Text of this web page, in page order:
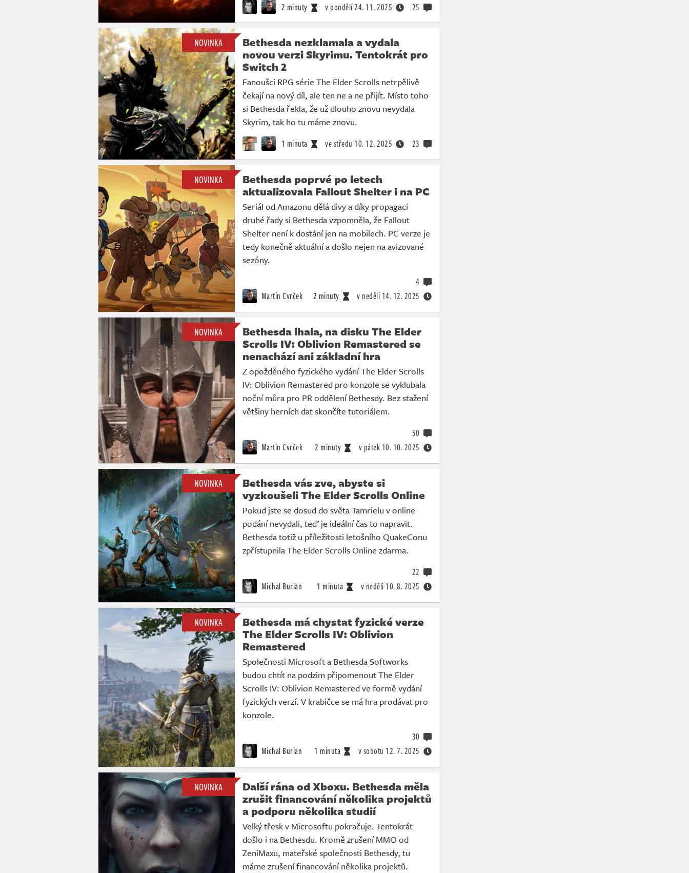
2 minuty v pondělí24. 11. 2025 25
NOVINKA
Bethesda nezklamala a vydala
novou verzi Skyrimu. Tentokrát pro
Switch 2
Fanoušci RPG série The Elder Scrolls netrpělivě
čekají na nový díl, ale ten ne a ne přijít. Místo toho
si Bethesda řekla, že už dlouho znovu nevydala
Skyrim, tak ho tu máme znovu.
1 minuta ve středu 10. 12. 2025 23
NOVINKA
Bethesda poprvé po letech
aktualizovala Fallout Shelter i na PC
Seriál od Amazonu dělá divy a díky propagaci
druhé řady si Bethesda vzpomněla, že Fallout
Shelter není k dostání jen na mobilech. PC verze je
tedy konečně aktuální a došlo nejen na avizované
sezóny.
Martin Cvrček 2 minuty v neděli 14. 12. 2025
4
NOVINKA
Bethesda lhala, na disku The Elder
Scrolls IV: Oblivion Remastered se
nenachází ani základní hra
Z opožděného fyzického vydání The Elder Scrolls
IV: Oblivion Remastered pro konzole se vyklubala
noční můra pro PR oddělení Bethesdy. Bez stažení
většiny herních dat skončíte tutoriálem.
Martin Cvrček 2 minuty v pátek 10. 10. 2025
50
NOVINKA
Bethesda vás zve, abyste si
vyzkoušeli The Elder Scrolls Online
Pokud jste se dosud do světa Tamrielu v online
podání nevydali, teď je ideální čas to napravit.
Bethesda totiž u příležitosti letošního QuakeConu
zpřístupnila The Elder Scrolls Online zdarma.
Michal Burian 1 minuta v neděli 10. 8. 2025
22
NOVINKA
Bethesda má chystat fyzické verze
The Elder Scrolls IV: Oblivion
Remastered
Společnosti Microsoft a Bethesda Softworks
budou chtít na podzim připomenout The Elder
Scrolls IV: Oblivion Remastered ve formě vydání
fyzických verzí. V krabičce se má hra prodávat pro
konzole.
Michal Burian 1 minuta v sobotu 12. 7. 2025
30
NOVINKA
Další rána od Xboxu. Bethesda měla
zrušit financování několika projektů
a podporu několika studií
Velký třesk v Microsoftu pokračuje. Tentokrát
došlo i na Bethesdu. Kromě zrušení MMO od
ZeniMaxu, mateřské společnosti Bethesdy, tu
máme zrušení financování několika projektů.